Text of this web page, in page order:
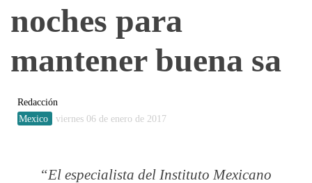
noches para
mantener buena sa
Redacción
Mexico
viernes 06 de enero de 2017
El especialista del Instituto Mexicano